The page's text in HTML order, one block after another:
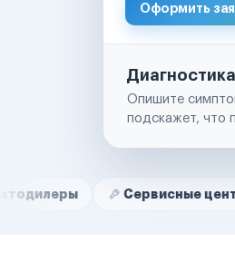
Оформить
Опишите
подскажет, что
Нам доверяют
Сервисные центры
Маркетплейсы